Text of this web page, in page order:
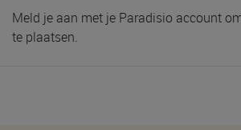
Meld je aan met je Paradisio account
te plaatsen.